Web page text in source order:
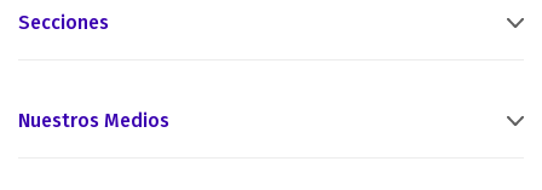
Secciones
Nuestros Medios